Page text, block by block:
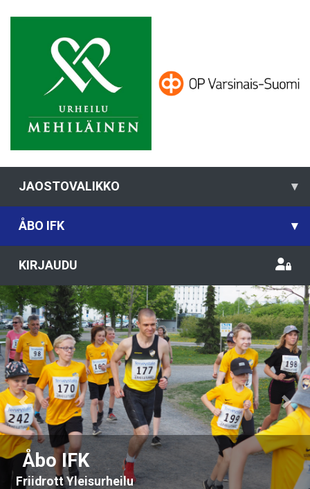
JAOSTOVALIKKO ▾
ÅBO IFK ▾
KIRJAUDU
Åbo IFK
Friidrott Yleisurheilu
Previous